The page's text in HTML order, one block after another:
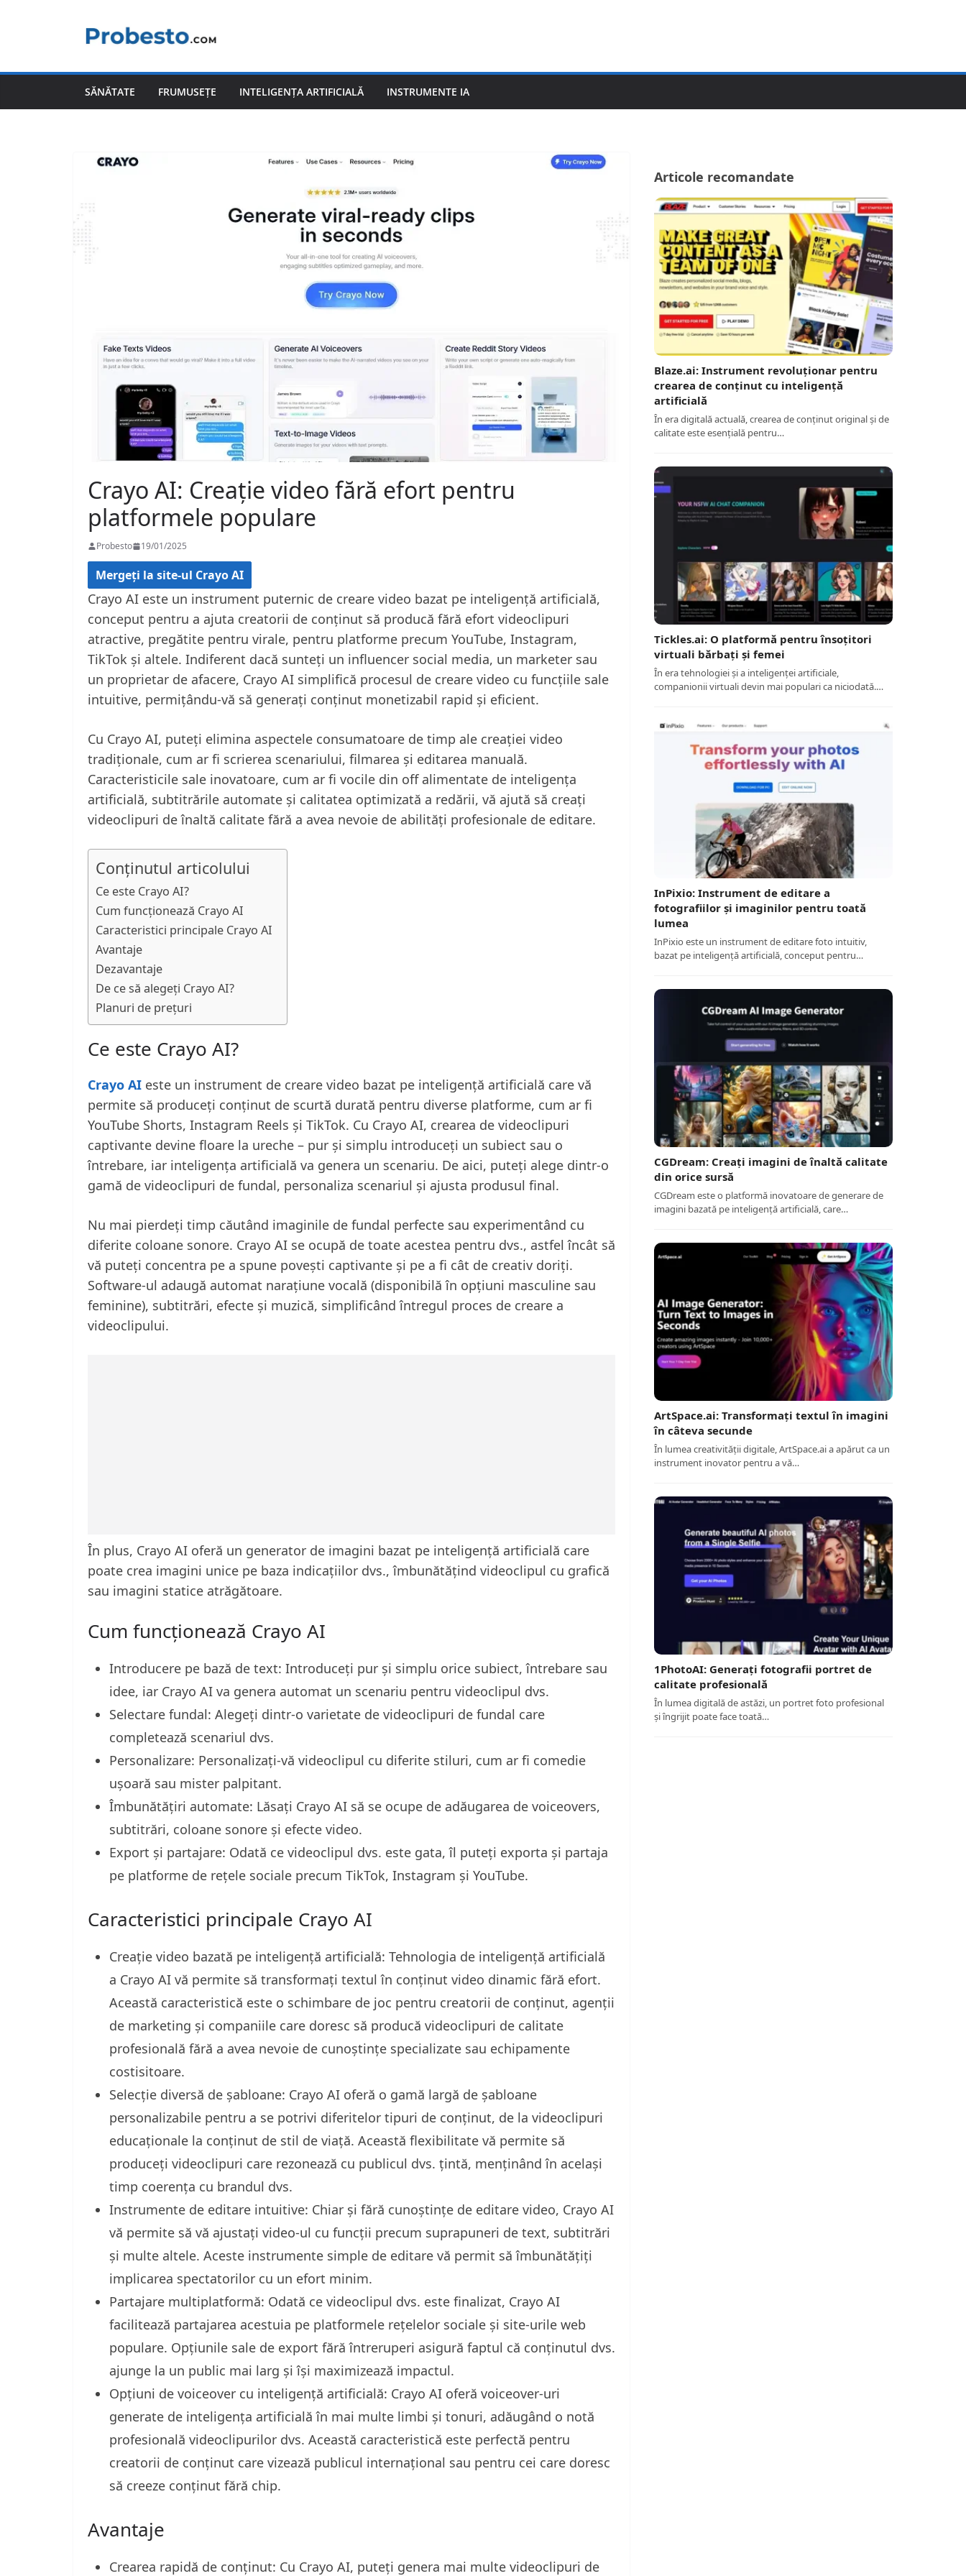
SĂNĂTATE FRUMUSEȚE INTELIGENȚA ARTIFICIALĂ INSTRUMENTE IA
Crayo AI: Creație video fără efort pentru
platformele populare
Probesto 19/01/2025
Mergeți la site-ul Crayo AI
Crayo AI este un instrument puternic de creare video bazat pe inteligență artificială,
conceput pentru a ajuta creatorii de conținut să producă fără efort videoclipuri
atractive, pregătite pentru virale, pentru platforme precum YouTube, Instagram,
TikTok și altele. Indiferent dacă sunteți un influencer social media, un marketer sau
un proprietar de afacere, Crayo AI simplifică procesul de creare video cu funcțiile sale
intuitive, permițându-vă să generați conținut monetizabil rapid și eficient.
Cu Crayo AI, puteți elimina aspectele consumatoare de timp ale creației video
tradiționale, cum ar fi scrierea scenariului, filmarea și editarea manuală.
Caracteristicile sale inovatoare, cum ar fi vocile din off alimentate de inteligența
artificială, subtitrările automate și calitatea optimizată a redării, vă ajută să creați
videoclipuri de înaltă calitate fără a avea nevoie de abilități profesionale de editare.
Conținutul articolului
Ce este Crayo AI?
Cum funcționează Crayo AI
Caracteristici principale Crayo AI
Avantaje
Dezavantaje
De ce să alegeți Crayo AI?
Planuri de prețuri
Ce este Crayo AI?
Crayo AI este un instrument de creare video bazat pe inteligență artificială care vă
permite să produceți conținut de scurtă durată pentru diverse platforme, cum ar fi
YouTube Shorts, Instagram Reels și TikTok. Cu Crayo AI, crearea de videoclipuri
captivante devine floare la ureche – pur și simplu introduceți un subiect sau o
întrebare, iar inteligența artificială va genera un scenariu. De aici, puteți alege dintr-o
gamă de videoclipuri de fundal, personaliza scenariul și ajusta produsul final.
Nu mai pierdeți timp căutând imaginile de fundal perfecte sau experimentând cu
diferite coloane sonore. Crayo AI se ocupă de toate acestea pentru dvs., astfel încât să
vă puteți concentra pe a spune povești captivante și pe a fi cât de creativ doriți.
Software-ul adaugă automat narațiune vocală (disponibilă în opțiuni masculine sau
feminine), subtitrări, efecte și muzică, simplificând întregul proces de creare a
videoclipului.
În plus, Crayo AI oferă un generator de imagini bazat pe inteligență artificială care
poate crea imagini unice pe baza indicațiilor dvs., îmbunătățind videoclipul cu grafică
sau imagini statice atrăgătoare.
Cum funcționează Crayo AI
Introducere pe bază de text: Introduceți pur și simplu orice subiect, întrebare sau
idee, iar Crayo AI va genera automat un scenariu pentru videoclipul dvs.
Selectare fundal: Alegeți dintr-o varietate de videoclipuri de fundal care
completează scenariul dvs.
Personalizare: Personalizați-vă videoclipul cu diferite stiluri, cum ar fi comedie
ușoară sau mister palpitant.
Îmbunătățiri automate: Lăsați Crayo AI să se ocupe de adăugarea de voiceovers,
subtitrări, coloane sonore și efecte video.
Export și partajare: Odată ce videoclipul dvs. este gata, îl puteți exporta și partaja
pe platforme de rețele sociale precum TikTok, Instagram și YouTube.
Caracteristici principale Crayo AI
Creație video bazată pe inteligență artificială: Tehnologia de inteligență artificială
a Crayo AI vă permite să transformați textul în conținut video dinamic fără efort.
Această caracteristică este o schimbare de joc pentru creatorii de conținut, agenții
de marketing și companiile care doresc să producă videoclipuri de calitate
profesională fără a avea nevoie de cunoștințe specializate sau echipamente
costisitoare.
Selecție diversă de șabloane: Crayo AI oferă o gamă largă de șabloane
personalizabile pentru a se potrivi diferitelor tipuri de conținut, de la videoclipuri
educaționale la conținut de stil de viață. Această flexibilitate vă permite să
produceți videoclipuri care rezonează cu publicul dvs. țintă, menținând în același
timp coerența cu brandul dvs.
Instrumente de editare intuitive: Chiar și fără cunoștințe de editare video, Crayo AI
vă permite să vă ajustați video-ul cu funcții precum suprapuneri de text, subtitrări
și multe altele. Aceste instrumente simple de editare vă permit să îmbunătățiți
implicarea spectatorilor cu un efort minim.
Partajare multiplatformă: Odată ce videoclipul dvs. este finalizat, Crayo AI
facilitează partajarea acestuia pe platformele rețelelor sociale și site-urile web
populare. Opțiunile sale de export fără întreruperi asigură faptul că conținutul dvs.
ajunge la un public mai larg și își maximizează impactul.
Opțiuni de voiceover cu inteligență artificială: Crayo AI oferă voiceover-uri
generate de inteligența artificială în mai multe limbi și tonuri, adăugând o notă
profesională videoclipurilor dvs. Această caracteristică este perfectă pentru
creatorii de conținut care vizează publicul internațional sau pentru cei care doresc
să creeze conținut fără chip.
Avantaje
Crearea rapidă de conținut: Cu Crayo AI, puteți genera mai multe videoclipuri de
Articole recomandate
Blaze.ai: Instrument revoluționar pentru
crearea de conținut cu inteligență
artificială
În era digitală actuală, crearea de conținut original și de
calitate este esențială pentru…
Tickles.ai: O platformă pentru însoțitori
virtuali bărbați și femei
În era tehnologiei și a inteligenței artificiale,
companionii virtuali devin mai populari ca niciodată.…
InPixio: Instrument de editare a
fotografiilor și imaginilor pentru toată
lumea
InPixio este un instrument de editare foto intuitiv,
bazat pe inteligență artificială, conceput pentru…
CGDream: Creați imagini de înaltă calitate
din orice sursă
CGDream este o platformă inovatoare de generare de
imagini bazată pe inteligență artificială, care…
ArtSpace.ai: Transformați textul în imagini
în câteva secunde
În lumea creativității digitale, ArtSpace.ai a apărut ca un
instrument inovator pentru a vă…
1PhotoAI: Generați fotografii portret de
calitate profesională
În lumea digitală de astăzi, un portret foto profesional
și îngrijit poate face toată…